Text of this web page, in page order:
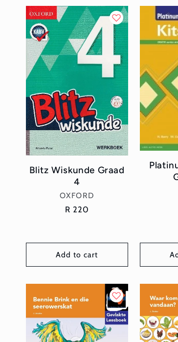
Blitz Wiskunde Graad
4
Vendor:
OXFORD
Regular
R 220
Add to cart